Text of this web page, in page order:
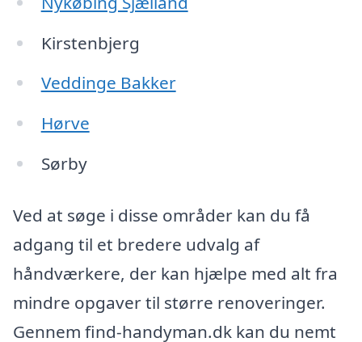
Kirstenbjerg
Veddinge Bakker
Hørve
Sørby
Ved at søge i disse områder kan du få
adgang til et bredere udvalg af
håndværkere, der kan hjælpe med alt fra
mindre opgaver til større renoveringer.
Gennem find-handyman.dk kan du nemt